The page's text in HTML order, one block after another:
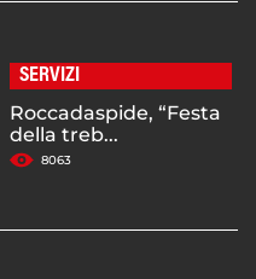
SERVIZI
Roccadaspide, “Festa
della treb...
8063